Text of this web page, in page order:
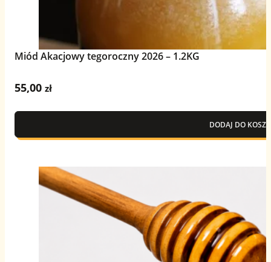
Miód Akacjowy tegoroczny 2026 – 1.2KG
55,00zł
DODAJ DO